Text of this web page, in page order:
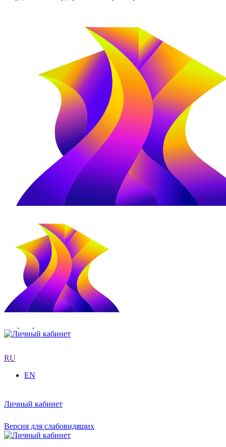
RU
EN
Личный кабинет
Версия для слабовидящих